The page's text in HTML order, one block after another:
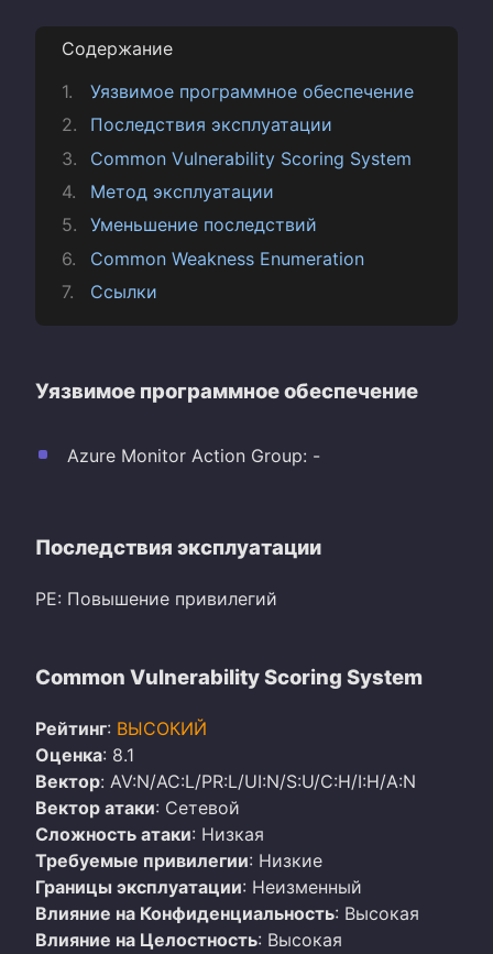
Содержание
Уязвимое программное обеспечение
Последствия эксплуатации
Common Vulnerability Scoring System
Метод эксплуатации
Уменьшение последствий
Common Weakness Enumeration
Ссылки
Уязвимое программное обеспечение
Azure Monitor Action Group: -
Последствия эксплуатации
PE: Повышение привилегий
Common Vulnerability Scoring System
Рейтинг: ВЫСОКИЙ
Оценка: 8.1
Вектор: AV:N/AC:L/PR:L/UI:N/S:U/C:H/I:H/A:N
Вектор атаки: Сетевой
Сложность атаки: Низкая
Требуемые привилегии: Низкие
Границы эксплуатации: Неизменный
Влияние на Конфиденциальность: Высокая
Влияние на Целостность: Высокая